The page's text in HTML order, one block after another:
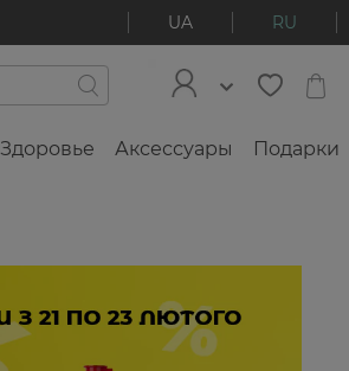
UA RU
Здоровье Аксессуары Подарки